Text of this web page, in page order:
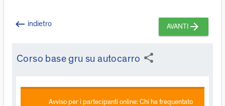
keyboard_backspace indietro AVANTI arrow_forward
Corso base gru su autocarro share
Avviso per i partecipanti online: Chi ha frequentato